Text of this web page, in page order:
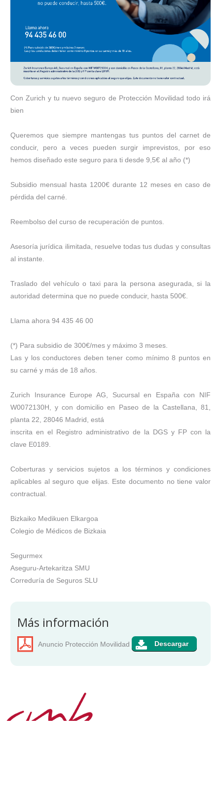
Con Zurich y tu nuevo seguro de Protección Movilidad todo irá
bien
Queremos que siempre mantengas tus puntos del carnet de
conducir, pero a veces pueden surgir imprevistos, por eso
hemos diseñado este seguro para ti desde 9,5€ al año (*)
Subsidio mensual hasta 1200€ durante 12 meses en caso de
pérdida del carné.
Reembolso del curso de recuperación de puntos.
Asesoría jurídica ilimitada, resuelve todas tus dudas y consultas
al instante.
Traslado del vehículo o taxi para la persona asegurada, si la
autoridad determina que no puede conducir, hasta 500€.
Llama ahora 94 435 46 00
(*) Para subsidio de 300€/mes y máximo 3 meses.
Las y los conductores deben tener como mínimo 8 puntos en
su carné y más de 18 años.
Zurich Insurance Europe AG, Sucursal en España con NIF
W0072130H, y con domicilio en Paseo de la Castellana, 81,
planta 22, 28046 Madrid, está
inscrita en el Registro administrativo de la DGS y FP con la
clave E0189.
Coberturas y servicios sujetos a los términos y condiciones
aplicables al seguro que elijas. Este documento no tiene valor
contractual.
Bizkaiko Medikuen Elkargoa
Colegio de Médicos de Bizkaia
Segurmex
Aseguru-Artekaritza SMU
Correduría de Seguros SLU
Más información
Anuncio Protección Movilidad